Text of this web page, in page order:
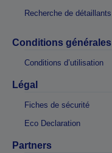
Recherche de détaillants
Conditions générales
Conditions d’utilisation
Légal
Fiches de sécurité
Eco Declaration
Partners